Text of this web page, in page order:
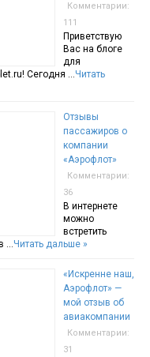
Комментарии:
111
Приветствую
Вас на блоге
для
Сегодня …Читать
Отзывы
пассажиров о
компании
«Аэрофлот»
Комментарии:
36
В интернете
можно
встретить
…Читать дальше »
«Искренне наш,
Аэрофлот» —
мой отзыв об
авиакомпании
Комментарии:
31